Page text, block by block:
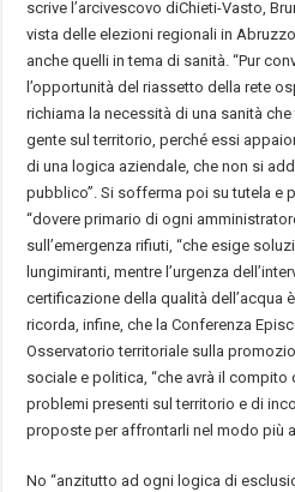
scrive l’arcivescovo diChieti-Vasto,
vista delle elezioni regionali in
anche quelli in tema di sanità. “Pur
l’opportunità del riassetto della rete
richiama la necessità di una sanità
gente sul territorio, perché essi
di una logica aziendale, che non si
pubblico”. Si sofferma poi su tutela e
“dovere primario di ogni
sull’emergenza rifiuti, “che esige
lungimiranti, mentre l’urgenza
certificazione della qualità dell’acqua
ricorda, infine, che la Conferenza
Osservatorio territoriale sulla
sociale e politica, “che avrà il compito
problemi presenti sul territorio e di
proposte per affrontarli nel modo più
No “anzitutto ad ogni logica di